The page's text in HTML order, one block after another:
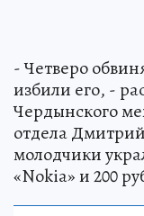
- Четверо
избили его, -
Чердынского
отдела
молодчики
«Nokia» и 200